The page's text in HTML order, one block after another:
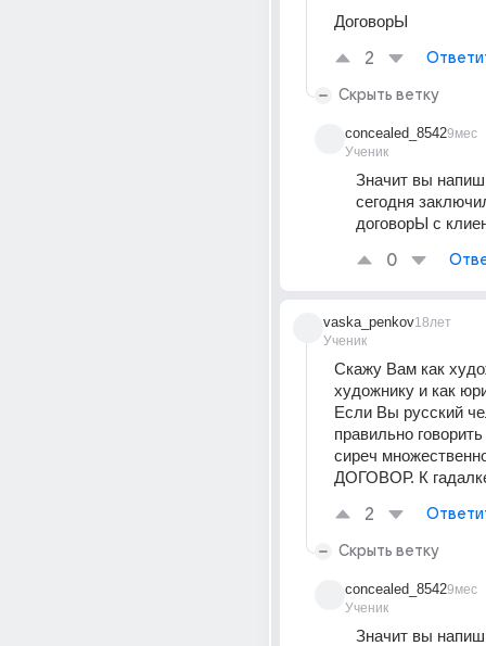
ДоговорЫ
2
Скрыть ветку
concealed_8542
Ученик
9мес
Значит вы
сегодня
договорЫ с
0
vaska_penkov
Ученик
18лет
Скажу Вам как
художнику и как
Если Вы русский
правильно
сиреч
ДОГОВОР. К
2
Скрыть ветку
concealed_8542
Ученик
9мес
Значит вы